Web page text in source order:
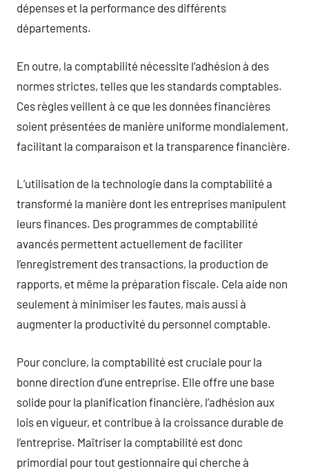
dépenses et la performance des différents
départements.
En outre, la comptabilité nécessite l’adhésion à des
normes strictes, telles que les standards comptables.
Ces règles veillent à ce que les données financières
soient présentées de manière uniforme mondialement,
facilitant la comparaison et la transparence financière.
L’utilisation de la technologie dans la comptabilité a
transformé la manière dont les entreprises manipulent
leurs finances. Des programmes de comptabilité
avancés permettent actuellement de faciliter
l’enregistrement des transactions, la production de
rapports, et même la préparation fiscale. Cela aide non
seulement à minimiser les fautes, mais aussi à
augmenter la productivité du personnel comptable.
Pour conclure, la comptabilité est cruciale pour la
bonne direction d’une entreprise. Elle offre une base
solide pour la planification financière, l’adhésion aux
lois en vigueur, et contribue à la croissance durable de
l’entreprise. Maîtriser la comptabilité est donc
primordial pour tout gestionnaire qui cherche à